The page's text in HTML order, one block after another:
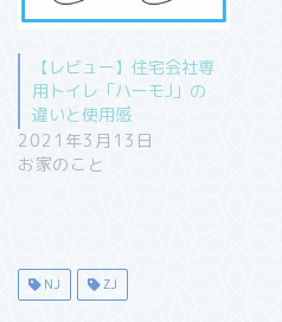
【レビュー】住宅会社専
用トイレ「ハーモJ」の
違いと使用感
2021年3月13日
お家のこと
NJ ZJ